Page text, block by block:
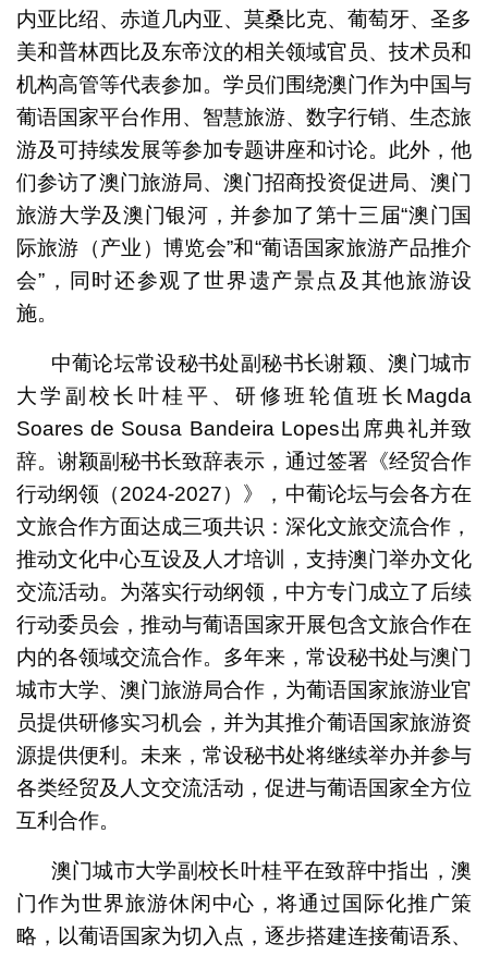
内亚比绍、赤道几内亚、莫桑比克、葡萄牙、圣多
美和普林西比及东帝汶的相关领域官员、技术员和
机构高管等代表参加。学员们围绕澳门作为中国与
葡语国家平台作用、智慧旅游、数字行销、生态旅
游及可持续发展等参加专题讲座和讨论。此外，他
们参访了澳门旅游局、澳门招商投资促进局、澳门
旅游大学及澳门银河，并参加了第十三届“澳门国
际旅游（产业）博览会”和“葡语国家旅游产品推介
会”，同时还参观了世界遗产景点及其他旅游设
施。
中葡论坛常设秘书处副秘书长谢颖、澳门城市
大学副校长叶桂平、研修班轮值班长Magda
Soares de Sousa Bandeira Lopes出席典礼并致
辞。谢颖副秘书长致辞表示，通过签署《经贸合作
行动纲领（2024-2027）》，中葡论坛与会各方在
文旅合作方面达成三项共识：深化文旅交流合作，
推动文化中心互设及人才培训，支持澳门举办文化
交流活动。为落实行动纲领，中方专门成立了后续
行动委员会，推动与葡语国家开展包含文旅合作在
内的各领域交流合作。多年来，常设秘书处与澳门
城市大学、澳门旅游局合作，为葡语国家旅游业官
员提供研修实习机会，并为其推介葡语国家旅游资
源提供便利。未来，常设秘书处将继续举办并参与
各类经贸及人文交流活动，促进与葡语国家全方位
互利合作。
澳门城市大学副校长叶桂平在致辞中指出，澳
门作为世界旅游休闲中心，将通过国际化推广策
略，以葡语国家为切入点，逐步搭建连接葡语系、